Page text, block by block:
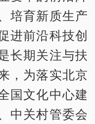
培育新质生产
进前沿科技创
长期关注与扶
，为落实北京
国文化中心建
中关村管委会